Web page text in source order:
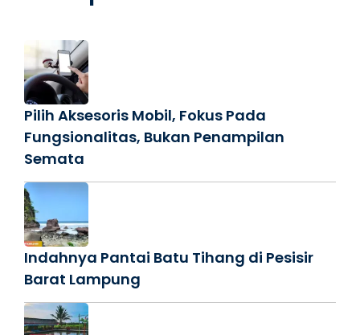
Pilih Aksesoris Mobil, Fokus Pada
Fungsionalitas, Bukan Penampilan
Semata
Indahnya Pantai Batu Tihang di Pesisir
Barat Lampung